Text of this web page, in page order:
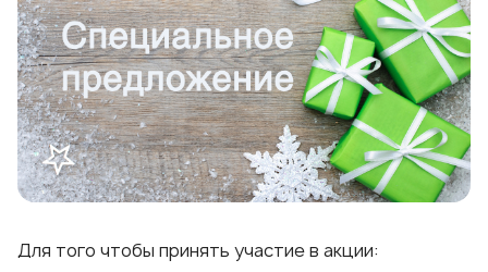
Для того чтобы принять участие в акции: